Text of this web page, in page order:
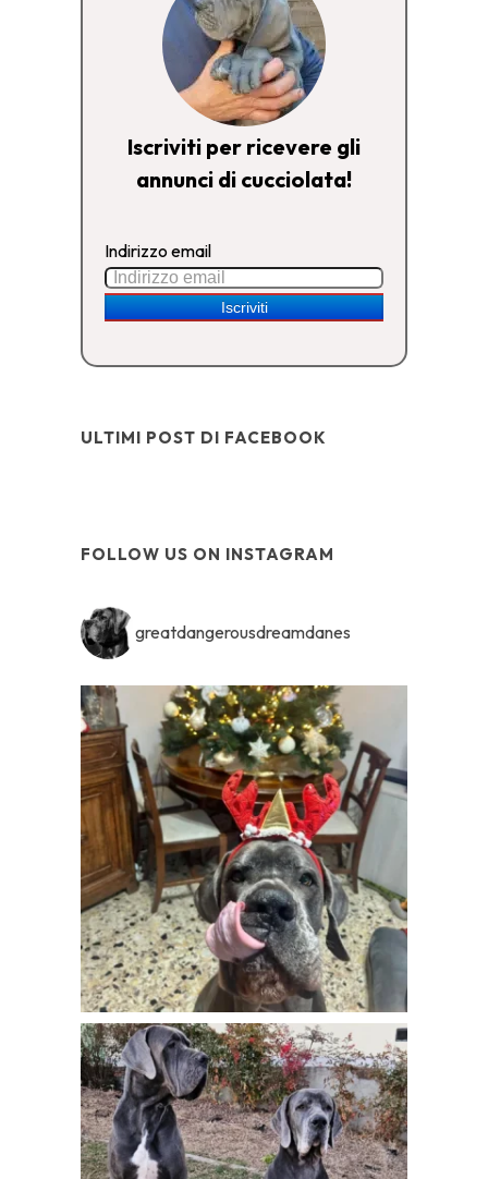
Iscriviti per ricevere gli
annunci di cucciolata!
Indirizzo email
ULTIMI POST DI FACEBOOK
FOLLOW US ON INSTAGRAM
greatdangerousdreamdanes